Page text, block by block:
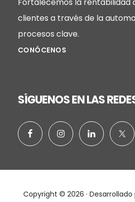
Fortalecemos la rentabilidad
clientes a través de la
procesos clave.
CONÓCENOS
SÍGUENOS EN LAS
Copyright © 2026 · Desarrollado